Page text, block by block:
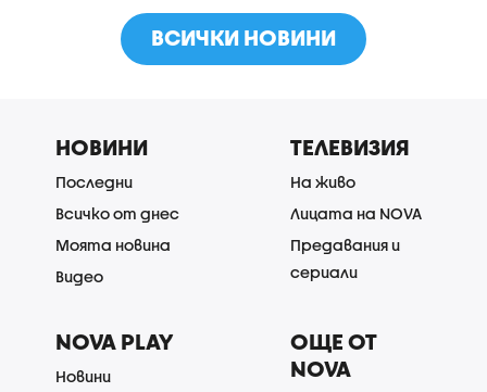
ВСИЧКИ НОВИНИ
НОВИНИ
Последни
Всичко от днес
Моята новина
Видео
ТЕЛЕВИЗИЯ
На живо
Лицата на NOVA
Предавания и
сериали
NOVA PLAY
Новини
ОЩЕ ОТ
NOVA